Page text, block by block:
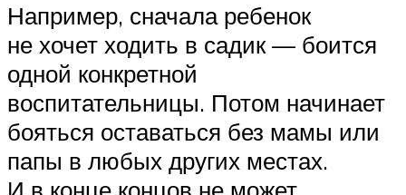
Например, сначала ребенок
не хочет ходить в садик — боится
одной конкретной
воспитательницы. Потом начинает
бояться оставаться без мамы или
папы в любых других местах.